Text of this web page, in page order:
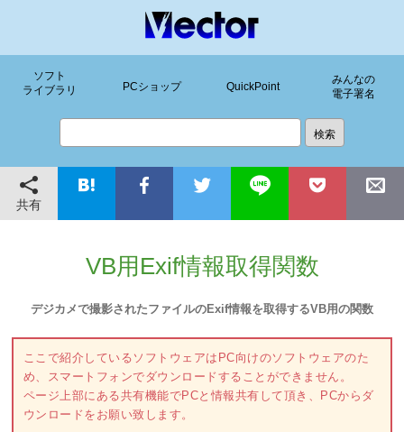
ソフト
ライブラリ
PCショップ QuickPoint
みんなの
電子署名
共有
VB用Exif情報取得関数
デジカメで撮影されたファイルのExif情報を取得するVB用の関数
ここで紹介しているソフトウェアはPC向けのソフトウェアのた
め、スマートフォンでダウンロードすることができません。
ページ上部にある共有機能でPCと情報共有して頂き、PCからダ
ウンロードをお願い致します。